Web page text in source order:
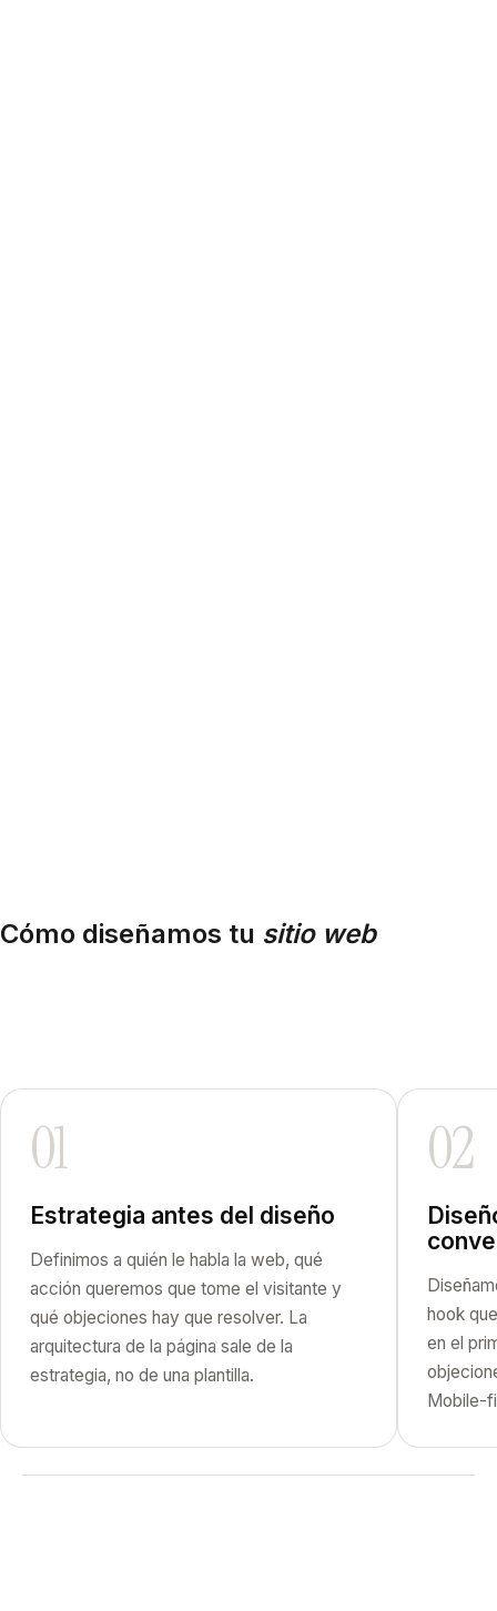
Cómo diseñamos tu sitio web
01
Estrategia antes del diseño
Definimos a quién le habla la web, qué
acción queremos que tome el visitante y
qué objeciones hay que resolver. La
arquitectura de la página sale de la
estrategia, no de una plantilla.
02
hook
en el
Mobile-